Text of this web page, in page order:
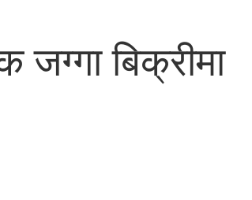
बिक्रीमा